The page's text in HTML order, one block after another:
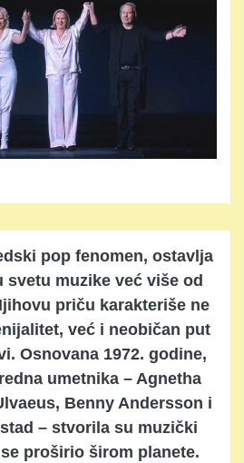
pop fenomen, ostavlja
svetu muzike već više od
priču karakteriše ne
već i neobičan put
Osnovana 1972. godine,
umetnika – Agnetha
Benny Andersson i
– stvorila su muzički
proširio širom planete.